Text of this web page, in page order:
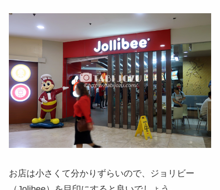
お店は小さくて分かりずらいので、ジョリビー